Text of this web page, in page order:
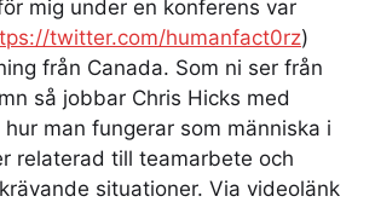
mig under en konferens var
twitter.com/humanfact0rz)
från Canada. Som ni ser från
så jobbar Chris Hicks med
man fungerar som människa i
relaterad till teamarbete och
situationer. Via videolänk